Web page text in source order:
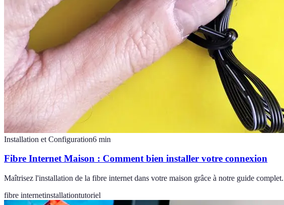
Installation et Configuration6 min
Fibre Internet Maison : Comment bien installer votre connexion
Maîtrisez l'installation de la fibre internet dans votre maison grâce à notre guide
fibre internetinstallationtutoriel